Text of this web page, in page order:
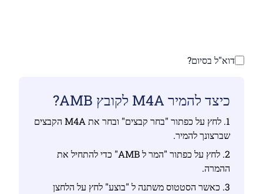
דוא"ל בסיום?
כיצד להמיר M4A לקובץ AMB?
1. לחץ על כפתור "בחר קבצים" ובחר את M4A הקבצים
שברצונך להמיר.
2. לחץ על כפתור "המר ל AMB" כדי להתחיל את
ההמרה.
3. כאשר הסטטוס משתנה ל "בוצע" לחץ על הלחצן